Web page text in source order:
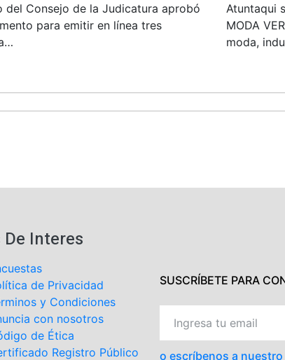
del Consejo de la Judicatura aprobó
para emitir en línea tres
Atuntaqui
MODA
moda,
Interes
de Privacidad
y Condiciones
con nosotros
de Ética
Registro Público
SUSCRÍBETE PARA
o escríbenos a